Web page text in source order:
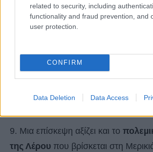
related to security, including
functionality and fraud prevention, and
user protection.
CONFIRM
Data Deletion Data Access
9. Μια επίσκεψη αξίζει και το
της Λέρου που βρίσκεται στη